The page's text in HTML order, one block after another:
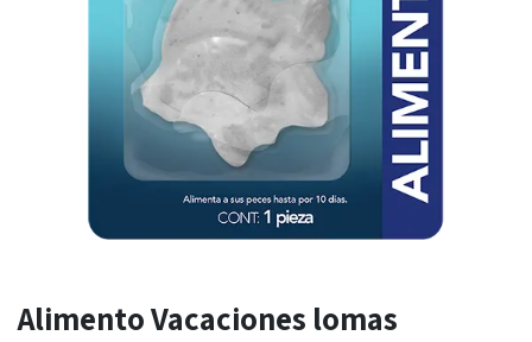
Alimento Vacaciones lomas